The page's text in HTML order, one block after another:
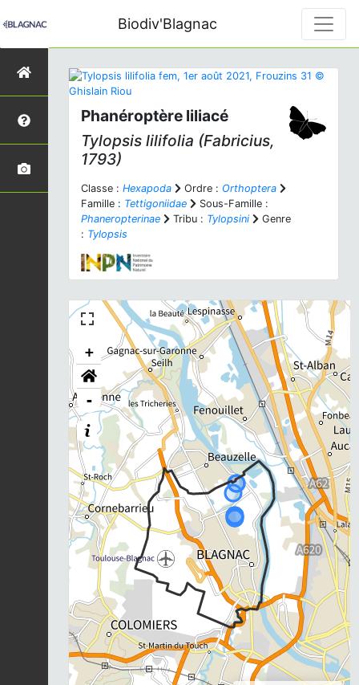
Biodiv'Blagnac
Phanéroptère liliacé
Tylopsis lilifolia (Fabricius,
1793)
Classe : Hexapoda Ordre : Orthoptera
Famille : Tettigoniidae
Sous-Famille :
Phaneropterinae
Tribu : Tylopsini
Genre
: Tylopsis
+
-